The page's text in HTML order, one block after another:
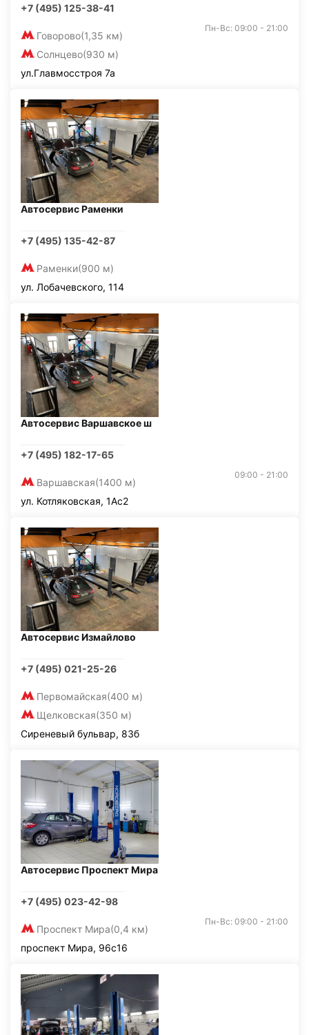
+7 (495) 125-38-41
Говорово(1,35 км)
Солнцево(930 м)
Пн-Вс: 09:00 - 21:00
ул.Главмосстроя 7а
Автосервис Раменки
+7 (495) 135-42-87
Раменки(900 м)
ул. Лобачевского, 114
Автосервис Варшавское ш
+7 (495) 182-17-65
Варшавская(1400 м)
09:00 - 21:00
ул. Котляковская, 1Ас2
Автосервис Измайлово
+7 (495) 021-25-26
Первомайская(400 м)
Щелковская(350 м)
Сиреневый бульвар, 83б
Автосервис Проспект Мира
+7 (495) 023-42-98
Проспект Мира(0,4 км)
Пн-Вс: 09:00 - 21:00
проспект Мира, 96с16